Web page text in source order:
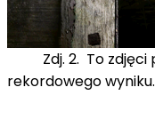
Zdj. 2. To zdjęci
rekordowego wyniku.